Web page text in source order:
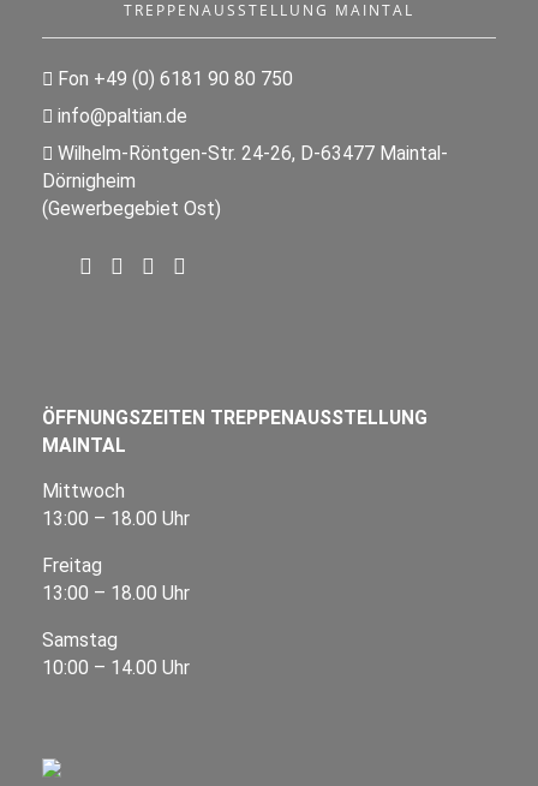
TREPPENAUSSTELLUNG MAINTAL
Fon +49 (0) 6181 90 80 750
info@paltian.de
Wilhelm-Röntgen-Str. 24-26, D-63477 Maintal-
Dörnigheim
(Gewerbegebiet Ost)
ÖFFNUNGSZEITEN TREPPENAUSSTELLUNG
MAINTAL
Mittwoch
13:00 – 18.00 Uhr
Freitag
13:00 – 18.00 Uhr
Samstag
10:00 – 14.00 Uhr